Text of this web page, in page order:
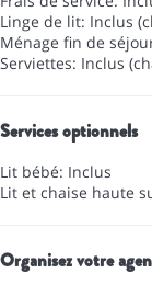
Linge de lit: Inclus
Ménage fin de
Serviettes: Inclus
Services optionnels
Lit bébé: Inclus
Lit et chaise haute
Organisez votre